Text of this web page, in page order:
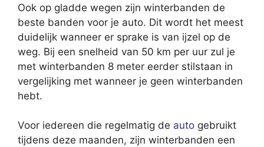
Ook op gladde wegen zijn winterbanden de
beste banden voor je auto. Dit wordt het meest
duidelijk wanneer er sprake is van ijzel op de
weg. Bij een snelheid van 50 km per uur zul je
met winterbanden 8 meter eerder stilstaan in
vergelijking met wanneer je geen winterbanden
hebt.
Voor iedereen die regelmatig de auto gebruikt
tijdens deze maanden, zijn winterbanden een